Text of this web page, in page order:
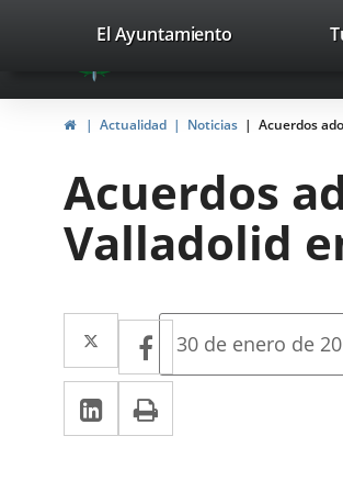
Portal
Web
del
Valladolid
valladolid.es
El Ayuntamiento
HomeActualidad Noticias Acuerdos
Acuerdos
Valladolid
Twitter
Enlace
a
una
aplicación
Facebook
Enlace
a
una
Linkedin
Enlace
a
Fecha
la
30 de enero de